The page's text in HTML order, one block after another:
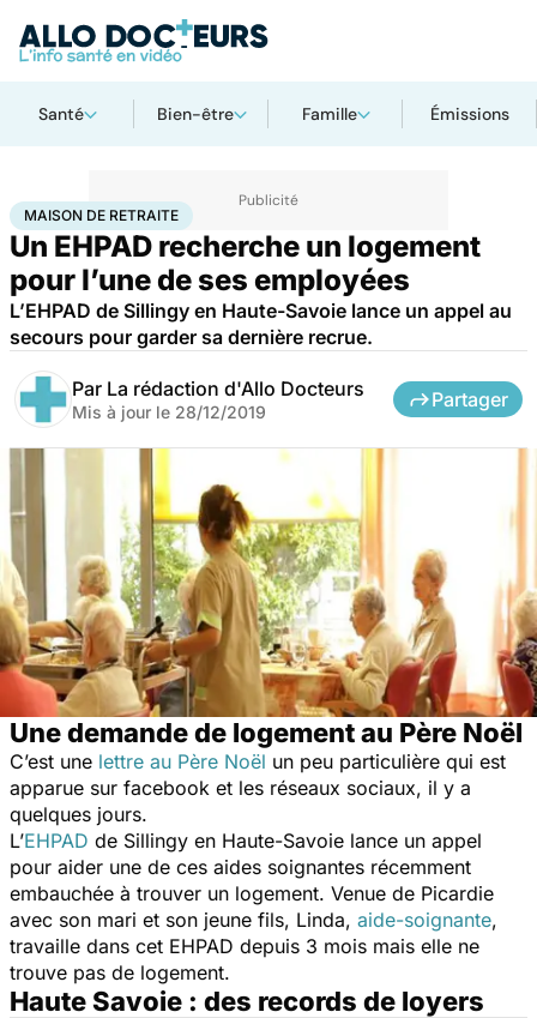
Santé Bien-être Famille Émissions
AccueilSanté Maison de retraite
MAISON DE RETRAITE
Un EHPAD recherche un logement
pour l’une de ses employées
L’EHPAD de Sillingy en Haute-Savoie lance un appel au
secours pour garder sa dernière recrue.
Par La rédaction d'Allo Docteurs
Mis à jour le 28/12/2019
Partager
Une demande de logement au Père Noël
C’est une lettre au Père Noël un peu particulière qui est
apparue sur facebook et les réseaux sociaux, il y a
quelques jours.
L’EHPAD de Sillingy en Haute-Savoie lance un appel
pour aider une de ces aides soignantes récemment
embauchée à trouver un logement. Venue de Picardie
avec son mari et son jeune fils, Linda, aide-soignante,
travaille dans cet EHPAD depuis 3 mois mais elle ne
trouve pas de logement.
Haute Savoie : des records de loyers